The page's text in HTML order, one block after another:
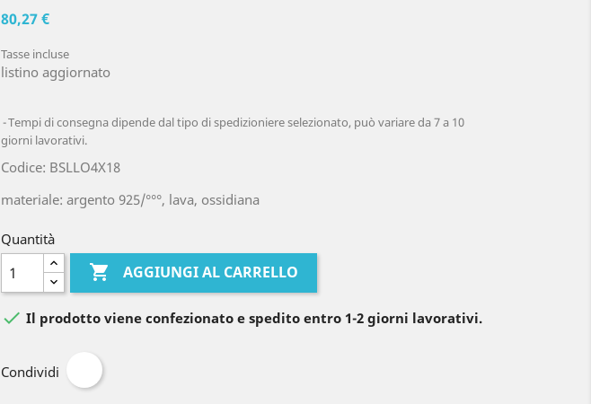
80,27 €
Tasse incluse
listino aggiornato
Tempi di consegna dipende dal tipo di spedizioniere selezionato, può variare da 7 a 10
giorni lavorativi.
Codice: BSLLO4X18
materiale: argento 925/°°°, lava, ossidiana
Quantità
 AGGIUNGI AL CARRELLO
 Il prodotto viene confezionato e spedito entro 1-2 giorni lavorativi.
Condividi